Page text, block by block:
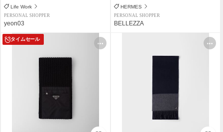
Life Work
PERSONAL SHOPPER
yeon03
HERMES
PERSONAL SHOPPER
BELLEZZA
タイムセール